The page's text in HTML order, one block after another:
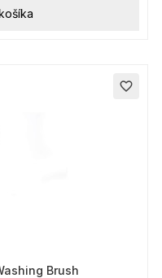
favorite_border
Brush